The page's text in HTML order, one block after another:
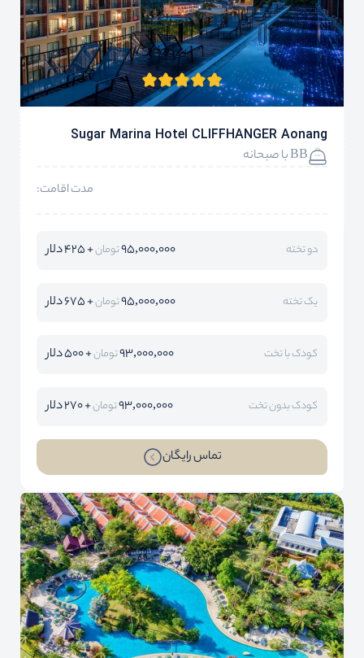
Sugar Marina Hotel CLIFFHANGER Aonang
BB با صبحانه
مدت اقامت:
دو تخته 95,000,000تومان+ 425 دلار
یک تخته 95,000,000تومان+ 675 دلار
کودک با تخت 93,000,000تومان+ 500 دلار
کودک بدون تخت 93,000,000تومان+ 270 دلار
تماس رایگان